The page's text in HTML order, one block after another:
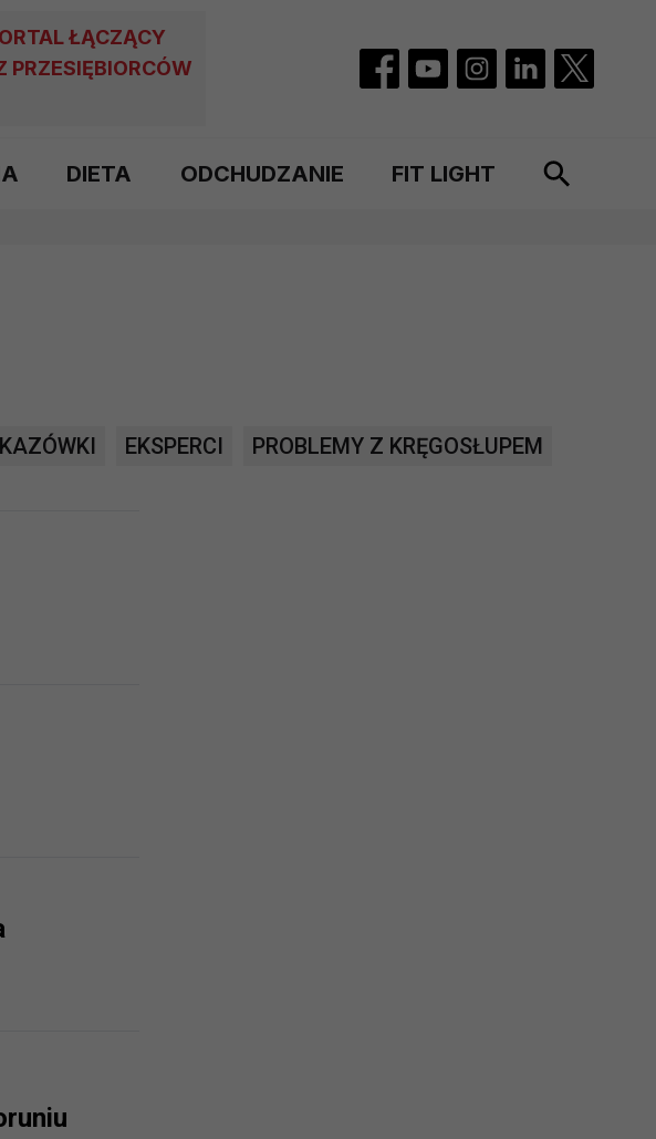
ŁĄCZĄCY
DIETA ODCHUDZANIE FIT LIGHT
EKSPERCI
PROBLEMY Z KRĘGOSŁUPEM